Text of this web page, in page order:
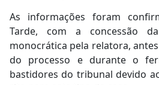
As informações foram
Tarde, com a concessão
monocrática pela relatora,
do processo e durante o
bastidores do tribunal devido